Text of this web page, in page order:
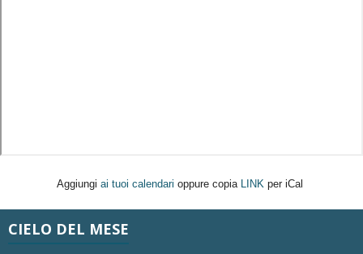
Aggiungi ai tuoi calendari oppure copia LINK per iCal
CIELO DEL MESE